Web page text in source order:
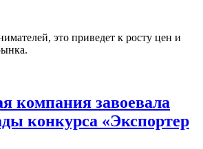
это приведет к росту цен и
компания завоевала
конкурса «Экспортер